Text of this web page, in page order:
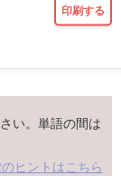
印刷する
い。単語の間は
ヒントはこちら